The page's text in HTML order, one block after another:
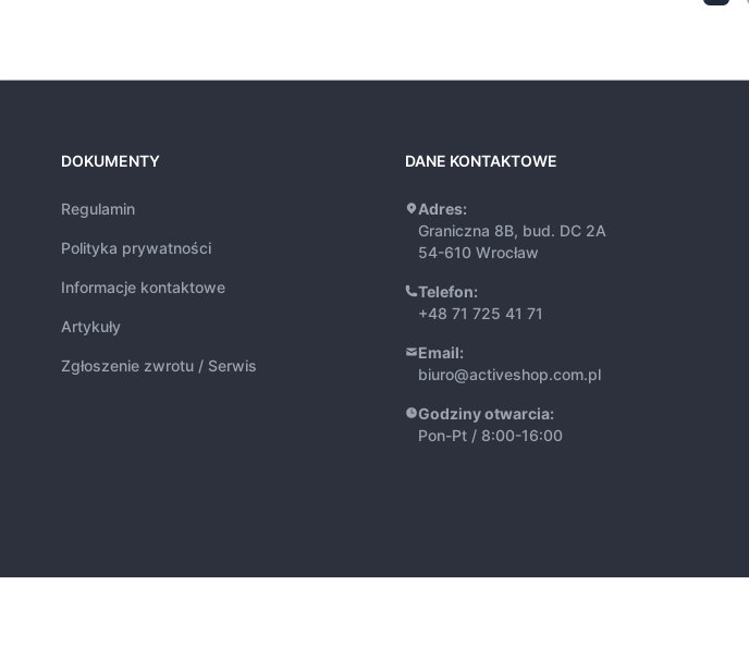
DOKUMENTY
Regulamin
Polityka prywatności
Informacje kontaktowe
Artykuły
Zgłoszenie zwrotu / Serwis
DANE KONTAKTOWE
Adres:
Graniczna 8B, bud. DC 2A
54-610 Wrocław
Telefon:
+48 71 725 41 71
Email:
biuro@activeshop.com.pl
Godziny otwarcia:
Pon-Pt / 8:00-16:00